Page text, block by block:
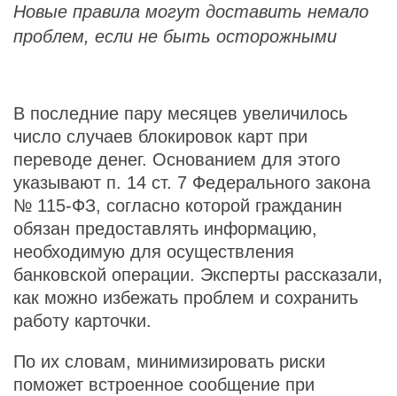
Новые правила могут доставить немало
проблем, если не быть осторожными
В последние пару месяцев увеличилось
число случаев блокировок карт при
переводе денег. Основанием для этого
указывают п. 14 ст. 7 Федерального закона
№ 115-ФЗ, согласно которой гражданин
обязан предоставлять информацию,
необходимую для осуществления
банковской операции. Эксперты рассказали,
как можно избежать проблем и сохранить
работу карточки.
По их словам, минимизировать риски
поможет встроенное сообщение при